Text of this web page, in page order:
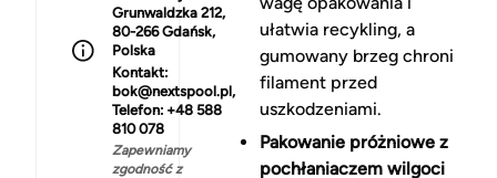
Grunwaldzka 212,
80-266 Gdańsk,
Polska
Kontakt:
bok@nextspool.pl,
Telefon: +48 588
810 078
Zapewniamy
zgodność z
ułatwia recykling, a
gumowany brzeg chroni
filament przed
uszkodzeniami.
Pakowanie próżniowe z
pochłaniaczem wilgoci